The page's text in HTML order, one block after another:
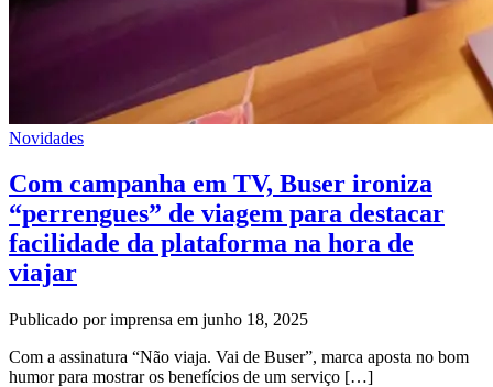
Novidades
Com campanha em TV, Buser ironiza
“perrengues” de viagem para destacar
facilidade da plataforma na hora de
viajar
Publicado por imprensa em junho 18, 2025
Com a assinatura “Não viaja. Vai de Buser”, marca aposta no bom
humor para mostrar os benefícios de um serviço […]